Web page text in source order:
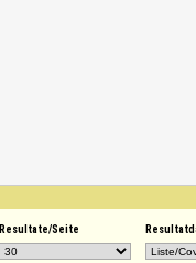
Resultate/Seite